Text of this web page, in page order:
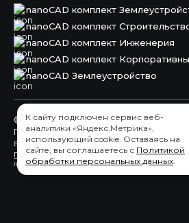
nanoCAD комплект
nanoCAD комплект
nanoCAD комплект Инженерия
nanoCAD комплект
nanoCAD Землеустройство
© 2015 - 2026 ЗАО «СиСофт Омск»
Пользовательское соглашение
Вы принимаете условия политики в отношении
персональных данныхкаждый раз, когда
любой форме обратной связи на сайте
К сайту подключен сервис веб-
аналитики «Яндекс.Метрика»,
использующий cookie. Оставаясь на
сайте, вы соглашаетесь с Политикой
обработки персональных данных.